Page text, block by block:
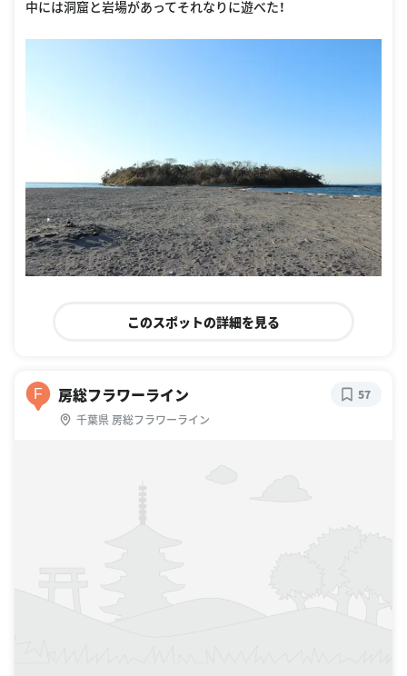
中には洞窟と岩場があってそれなりに遊べた！
このスポットの詳細を見る
F 房総フラワーライン
千葉県 房総フラワーライン
57